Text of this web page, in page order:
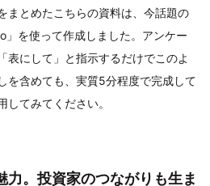
まとめたこちらの資料は、今話題の
」を使って作成しました。アンケー
表にして」と指示するだけでこのよ
を含めても、実質5分程度で完成して
てみてください。
力。投資家のつながりも生ま